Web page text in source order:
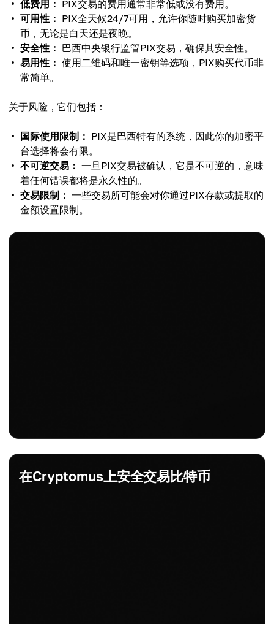
低费用： PIX交易的费用通常非常低或没有费用。
可用性： PIX全天候24/7可用，允许你随时购买加密货
币，无论是白天还是夜晚。
安全性： 巴西中央银行监管PIX交易，确保其安全性。
易用性： 使用二维码和唯一密钥等选项，PIX购买代币非
常简单。
关于风险，它们包括：
国际使用限制： PIX是巴西特有的系统，因此你的加密平
台选择将会有限。
不可逆交易： 一旦PIX交易被确认，它是不可逆的，意味
着任何错误都将是永久性的。
交易限制： 一些交易所可能会对你通过PIX存款或提取的
金额设置限制。
在Cryptomus上安全交易比特币